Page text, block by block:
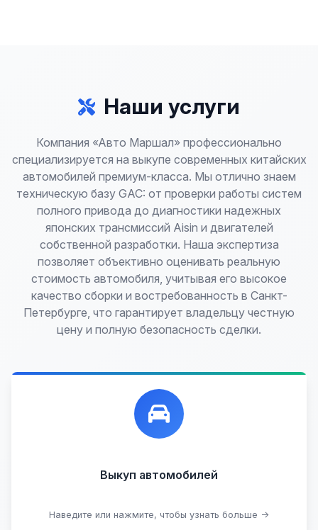
Наши услуги
Компания «Авто Маршал» профессионально
специализируется на выкупе современных китайских
автомобилей премиум-класса. Мы отлично знаем
техническую базу GAC: от проверки работы систем
полного привода до диагностики надежных
японских трансмиссий Aisin и двигателей
собственной разработки. Наша экспертиза
позволяет объективно оценивать реальную
стоимость автомобиля, учитывая его высокое
качество сборки и востребованность в Санкт-
Петербурге, что гарантирует владельцу честную
цену и полную безопасность сделки.
Выкуп автомобилей
Наведите или нажмите, чтобы узнать больше →
Лучшие предложения по выкупу автомобилей,
любых:
Проблемные
Кредитные
В залоге
Узнать стоимость